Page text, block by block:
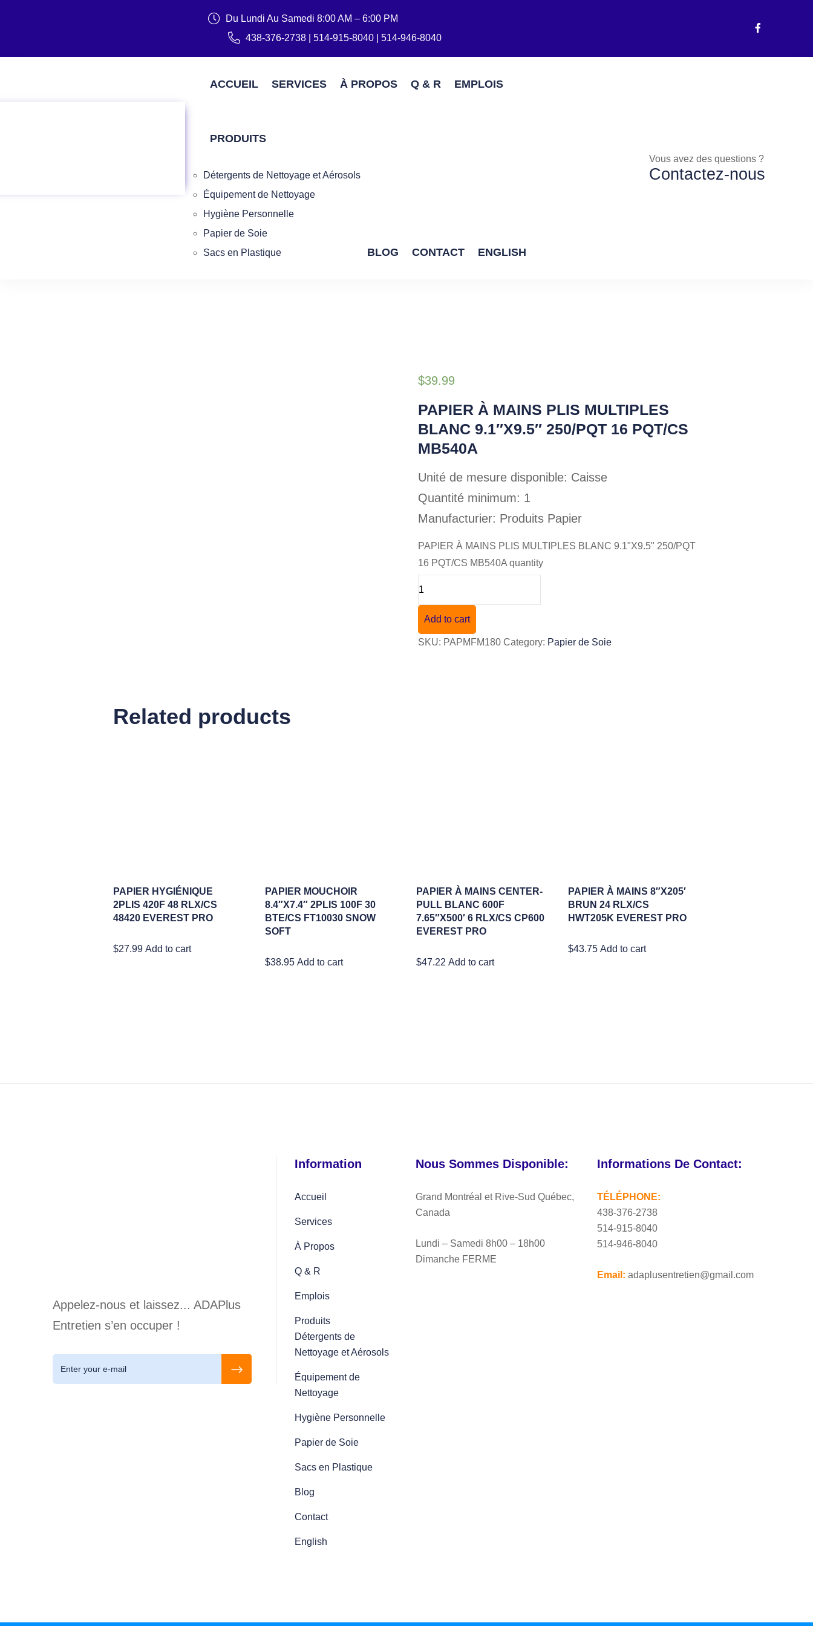
Du Lundi Au Samedi 8:00 AM – 6:00 PM
438-376-2738 | 514-915-8040 | 514-946-8040
ACCUEIL SERVICES À PROPOS Q & R EMPLOIS
PRODUITS
Détergents de Nettoyage et Aérosols
Équipement de Nettoyage
Hygiène Personnelle
Papier de Soie
Sacs en Plastique
BLOG CONTACT ENGLISH
Vous avez des questions ?
Contactez-nous
$39.99
PAPIER À MAINS PLIS MULTIPLES
BLANC 9.1″X9.5″ 250/PQT 16 PQT/CS
MB540A
Unité de mesure disponible: Caisse
Quantité minimum: 1
Manufacturier: Produits Papier
PAPIER À MAINS PLIS MULTIPLES BLANC 9.1"X9.5" 250/PQT
16 PQT/CS MB540A quantity
Add to cart
SKU: PAPMFM180 Category: Papier de Soie
Related products
PAPIER HYGIÉNIQUE
2PLIS 420F 48 RLX/CS
48420 EVEREST PRO
$27.99 Add to cart
PAPIER MOUCHOIR
8.4″X7.4″ 2PLIS 100F 30
BTE/CS FT10030 SNOW
SOFT
$38.95 Add to cart
PAPIER À MAINS CENTER-
PULL BLANC 600F
7.65″X500′ 6 RLX/CS CP600
EVEREST PRO
$47.22 Add to cart
PAPIER À MAINS 8″X205′
BRUN 24 RLX/CS
HWT205K EVEREST PRO
$43.75 Add to cart
Appelez-nous et laissez... ADAPlus
Entretien s’en occuper !
Information
Accueil
Services
À Propos
Q & R
Emplois
Produits
Détergents de
Nettoyage et Aérosols
Équipement de
Nettoyage
Hygiène Personnelle
Papier de Soie
Sacs en Plastique
Blog
Contact
English
Nous Sommes Disponible:
Grand Montréal et Rive-Sud Québec,
Canada
Lundi – Samedi 8h00 – 18h00
Dimanche FERME
Informations De Contact:
TÉLÉPHONE:
438-376-2738
514-915-8040
514-946-8040
Email: adaplusentretien@gmail.com